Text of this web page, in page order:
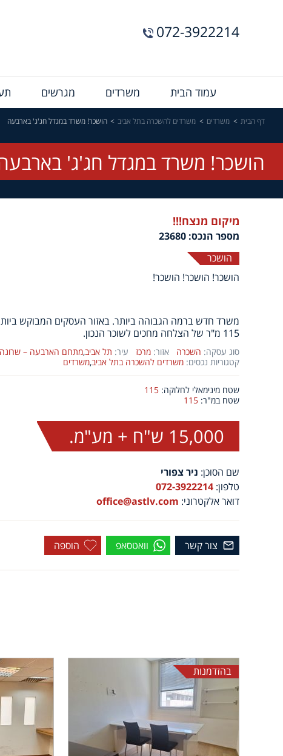
072-3922214
עמוד הבית משרדים מגרשים
דף הבית משרדים משרדים להשכרה בתל אביב הושכר! משרד במגדל חג'ג' בארבעה
הושכר! משרד במגדל חג'ג'
מיקום מנצח!!!
מספר הנכס: 23680
הושכר
הושכר! הושכר! הושכר!
משרד חדש ברמה הגבוהה ביותר. באזור העסקים המבוקש
115 מ"ר של הצלחה מחכים לשוכר הנכון.
סוג עסקה: השכרה אזור: מרכז עיר: תל אביב,מתחם הארבעה – שרונה
קטגוריות נכסים: משרדים להשכרה בתל אביב,משרדים
שטח מינימאלי לחלוקה: 115
שטח במ"ר: 115
15,000 ש"ח + מע"מ.
שם הסוכן: ניר צפורי
טלפון: 072-3922214
דואר אלקטרוני: office@astlv.com
צור קשר וואטסאפ הוספה
בהזדמנות